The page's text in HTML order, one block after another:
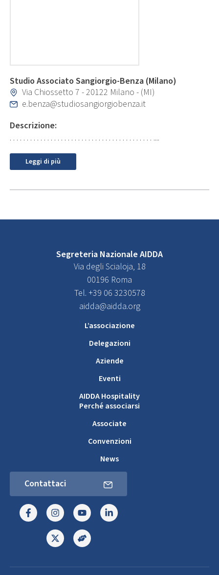
Studio Associato Sangiorgio-Benza (Milano)
Via Chiossetto 7 - 20122 Milano - (MI)
e.benza@studiosangiorgiobenza.it
Descrizione:
. . . . . . . . . . . . . . . . . . . . . . . . . . . . . . . . . . . . . . . . . . ....
Leggi di più
Segreteria Nazionale AIDDA
Via degli Scialoja, 18
00196 Roma
Tel. +39 06 3230578
aidda@aidda.org
L’associazione
Delegazioni
Aziende
Eventi
AIDDA Hospitality
Perché associarsi
Associate
Convenzioni
News
Contattaci